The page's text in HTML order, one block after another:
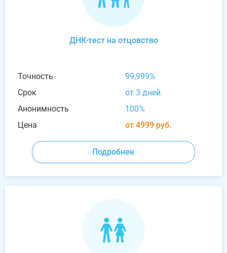
ДНК-тест на отцовство
Точность
99,999%
Срок
от 3 дней
Анонимность
100%
Цена
от 4999 руб.
Подробнее